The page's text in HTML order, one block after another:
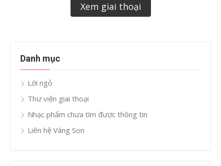
Xem giai thoại
Danh mục
Lời ngỏ
Thư viện giai thoại
Nhạc phẩm chưa tìm được thông tin
Liên hệ Vàng Son